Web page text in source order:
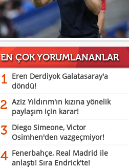
EN ÇOK YORUMLANANLAR
1
Eren Derdiyok Galatasaray'a
döndü!
2 Aziz Yıldırım'ın kızına yönelik
paylaşım için karar!
3 Diego Simeone, Victor
Osimhen'den vazgeçmiyor!
4 Fenerbahçe, Real Madrid ile
anlaştı! Sıra Endrick'te!